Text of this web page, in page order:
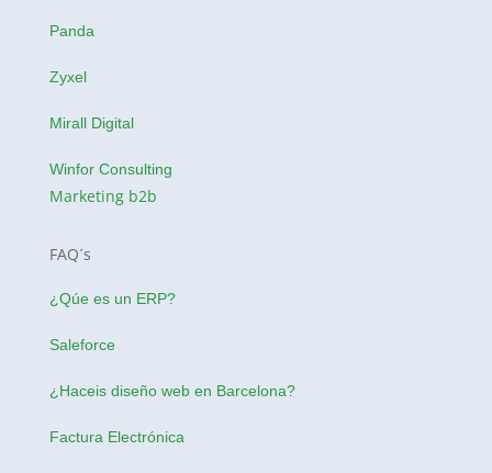
Panda
Zyxel
Mirall Digital
Winfor Consulting
Marketing b2b
FAQ´s
¿Qúe es un ERP?
Saleforce
¿Haceis diseño web en Barcelona?
Factura Electrónica